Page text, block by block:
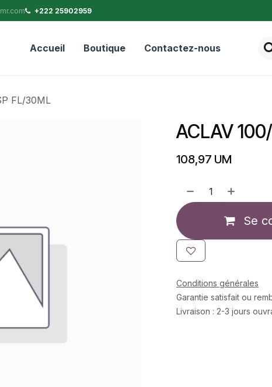
+222 25902959
Accueil Boutique Contactez-nous
FL/30ML
ACLAV
108,97 UM
Se
Conditions générales
Garantie satisfait ou
Livraison : 2-3 jours